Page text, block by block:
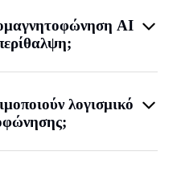
AI
λογισμικό